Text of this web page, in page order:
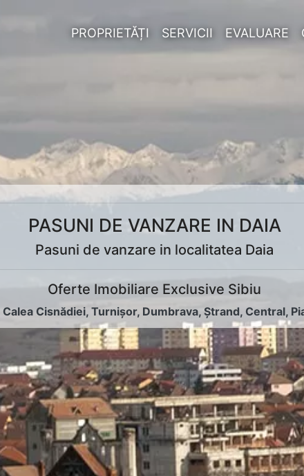
PROPRIETĂȚI SERVICII EVALUARE
PASUNI DE VANZARE IN DAIA
Pasuni de vanzare in localitatea Daia
Oferte Imobiliare Exclusive Sibiu
Calea Cisnădiei,Turnișor, Dumbrava,Ștrand,Central,